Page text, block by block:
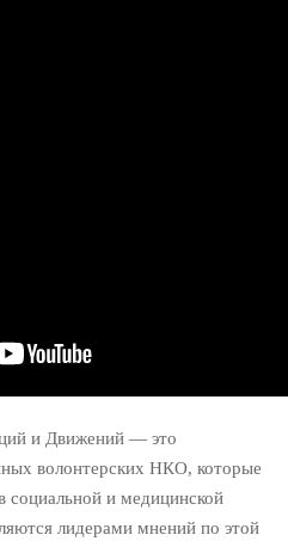
и Движений — это
волонтерских НКО, которые
социальной и медицинской
лидерами мнений по этой